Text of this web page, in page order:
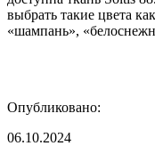
выбрать такие цвета
«шампань»,
Опубликовано:
06.10.2024